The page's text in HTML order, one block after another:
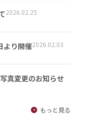
2026.02.25
より開催2026.02.03
真変更のお知らせ
もっと見る